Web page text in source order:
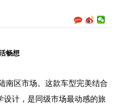
畅想
区市场。这款车型完美结合
设计，是同级市场最动感的旅